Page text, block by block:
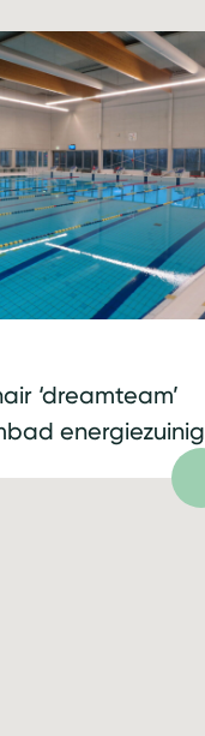
‘dreamteam’
energiezuinig